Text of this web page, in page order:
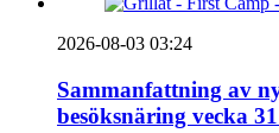
2026-08-03 03:24
Sammanfattning av
besöksnäring vecka